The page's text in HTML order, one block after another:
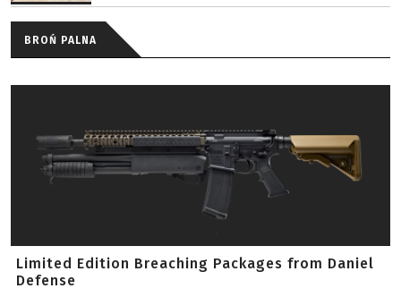
BROŃ PALNA
Limited Edition Breaching Packages from Daniel
Defense